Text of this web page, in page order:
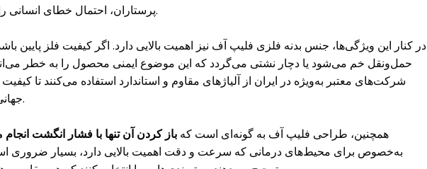
پرستاران، احتمال خطای انسانی را نیز کاهش می‌دهد.
در کنار این ویژگی‌ها، جنس بدنه فلزی فلیپ آف نیز اهمیت بالایی دارد. اگر کیفیت فلز پایین
حمل‌ونقل خم می‌شود یا دچار نشتی می‌گردد که این موضوع ایمنی محصول را به خطر
شرکت‌های معتبر به‌ویژه در ایران از آلیاژهای مقاوم و استاندارد استفاده می‌کنند تا
جهانی قابل رقابت باشد.
همچنین، طراحی فلیپ آف به گونه‌ای است که باز کردن آن تنها با فشار انگشت
به‌خصوص برای محیط‌های درمانی که سرعت و دقت اهمیت بالایی دارد، بسیار ضروری